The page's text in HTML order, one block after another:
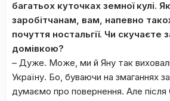
багатьох куточках земної кулі.
заробітчанам, вам, напевно
почуття ностальгії. Чи скучаєте
домівкою?
– Дуже. Може, ми й Яну так
Україну. Бо, буваючи на змаганнях
думаємо про повернення. Але після